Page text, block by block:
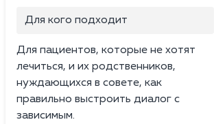
Для кого подходит
Для пациентов, которые не хотят
лечиться, и их родственников,
нуждающихся в совете, как
правильно выстроить диалог с
зависимым.